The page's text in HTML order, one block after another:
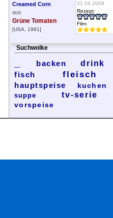
01.04.2009
Rezept:
Film:
Creamed Corn
aus
Grüne Tomaten
[USA, 1991]
Suchwolke
backen
drink
fisch
fleisch
hauptspeise kuchen
suppe tv-serie
vorspeise